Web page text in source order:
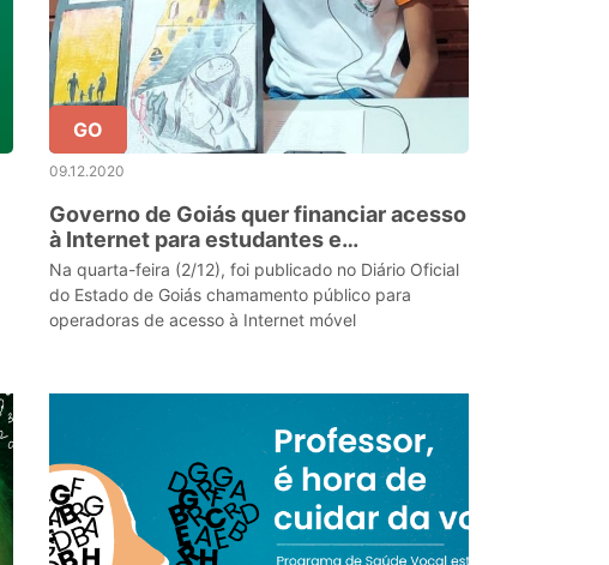
GO
09.12.2020
Governo de Goiás quer financiar acesso
à Internet para estudantes e
professores da rede estadual
Na quarta-feira (2/12), foi publicado no Diário Oficial
do Estado de Goiás chamamento público para
operadoras de acesso à Internet móvel